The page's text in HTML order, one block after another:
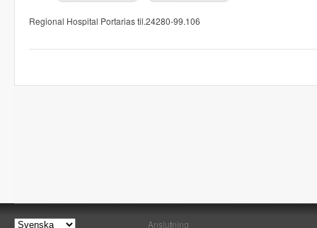
Regional Hospital Portarias til.24280-99.106
Anslutning